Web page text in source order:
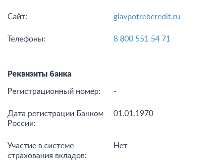
Сайт: glavpotrebcredit.ru
Телефоны: 8 800 551 54 71
Реквизиты банка
Регистрационный номер: -
Дата регистрации Банком
России:
01.01.1970
Участие в системе
страхования вкладов:
Нет